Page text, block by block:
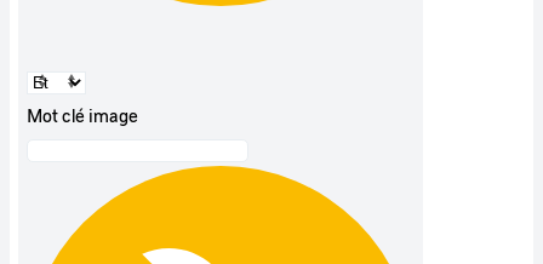
Mot clé image